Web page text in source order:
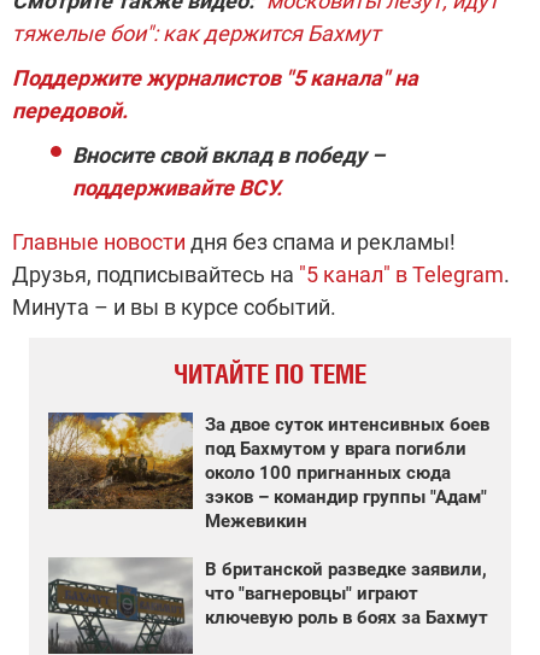
тяжелые бои": как держится Бахмут
Поддержите журналистов "5 канала" на
передовой.
Вносите свой вклад в победу –
поддерживайте ВСУ.
Главные новости дня без спама и рекламы!
Друзья, подписывайтесь на "5 канал" в Telegram.
Минута – и вы в курсе событий.
ЧИТАЙТЕ ПО ТЕМЕ
За двое суток интенсивных боев
под Бахмутом у врага погибли
около 100 пригнанных сюда
зэков – командир группы "Адам"
Межевикин
В британской разведке заявили,
что "вагнеровцы" играют
ключевую роль в боях за Бахмут